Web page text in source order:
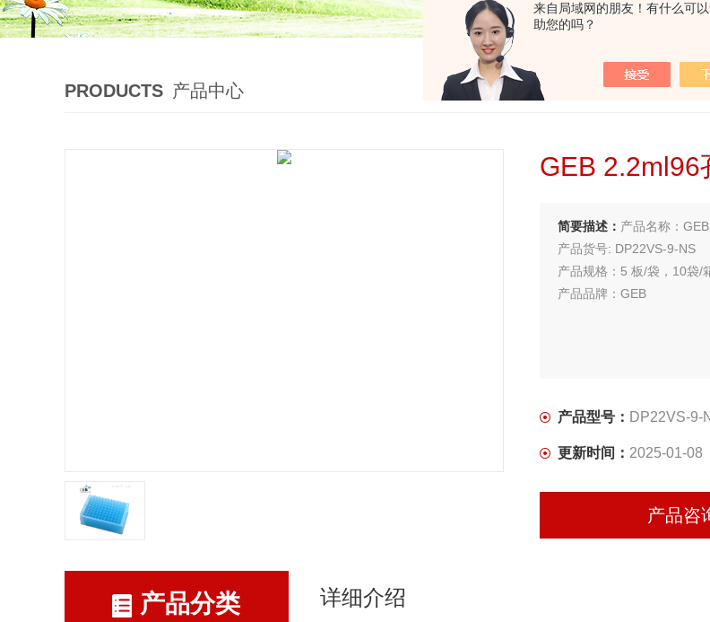
来自局域网的朋友！有什么可
助您的吗？
PRODUCTS 产品中心 首页>产品中心>
GEB 2.2ml96
简要描述： 产品名称：
产品货号: DP22VS-9-NS
产品规格：5 板/袋，10袋/
产品品牌：GEB
产品型号： DP22VS-9-
更新时间： 2025-01-08
产品咨
产品分类 详细介绍